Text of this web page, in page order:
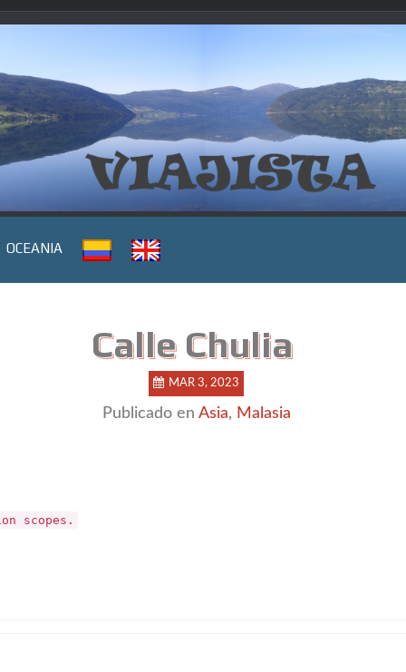
OCEANIA
Calle Chulia
MAR 3, 2023
Publicado en Asia, Malasia
scopes.